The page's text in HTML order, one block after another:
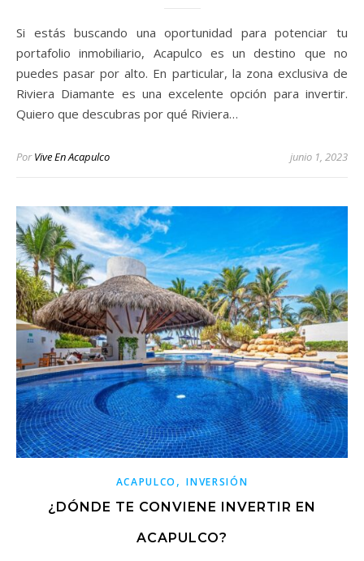
Si estás buscando una oportunidad para potenciar tu
portafolio inmobiliario, Acapulco es un destino que no
puedes pasar por alto. En particular, la zona exclusiva de
Riviera Diamante es una excelente opción para invertir.
Quiero que descubras por qué Riviera…
Por Vive En Acapulco junio 1, 2023
ACAPULCO ,INVERSIÓN
¿DÓNDE TE CONVIENE INVERTIR EN
ACAPULCO?